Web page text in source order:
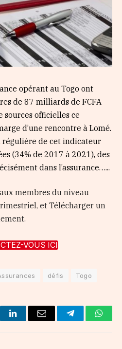
opérant au Togo ont
de 87 milliards de FCFA
sources officielles ce
d’une rencontre à Lomé.
régulière de cet indicateur
(34% de 2017 à 2021), des
dans l’assurance…...
membres du niveau
et Télécharger un
VOUS ICI
défis Togo
LinkedInEmail Telegram